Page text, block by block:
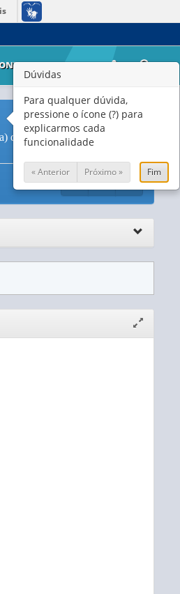
AJUDA
ou seu parente,
janela
Dúvidas
Para qualquer dúvida,
pressione o ícone (?) para
explicarmos cada
funcionalidade
« Anterior Próximo » Fim